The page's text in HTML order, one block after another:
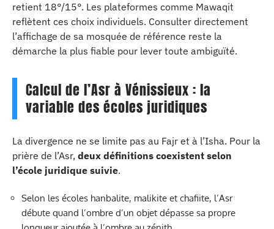
retient 18°/15°. Les plateformes comme Mawaqit
reflètent ces choix individuels. Consulter directement
l’affichage de sa mosquée de référence reste la
démarche la plus fiable pour lever toute ambiguïté.
Calcul de l’Asr à Vénissieux : la
variable des écoles juridiques
La divergence ne se limite pas au Fajr et à l’Isha. Pour la
prière de l’Asr, deux définitions coexistent selon
l’école juridique suivie.
Selon les écoles hanbalite, malikite et chafiite, l’Asr
débute quand l’ombre d’un objet dépasse sa propre